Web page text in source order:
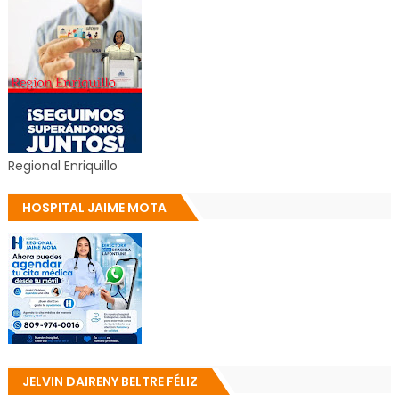
Regional Enriquillo
HOSPITAL JAIME MOTA
JELVIN DAIRENY BELTRE FÉLIZ